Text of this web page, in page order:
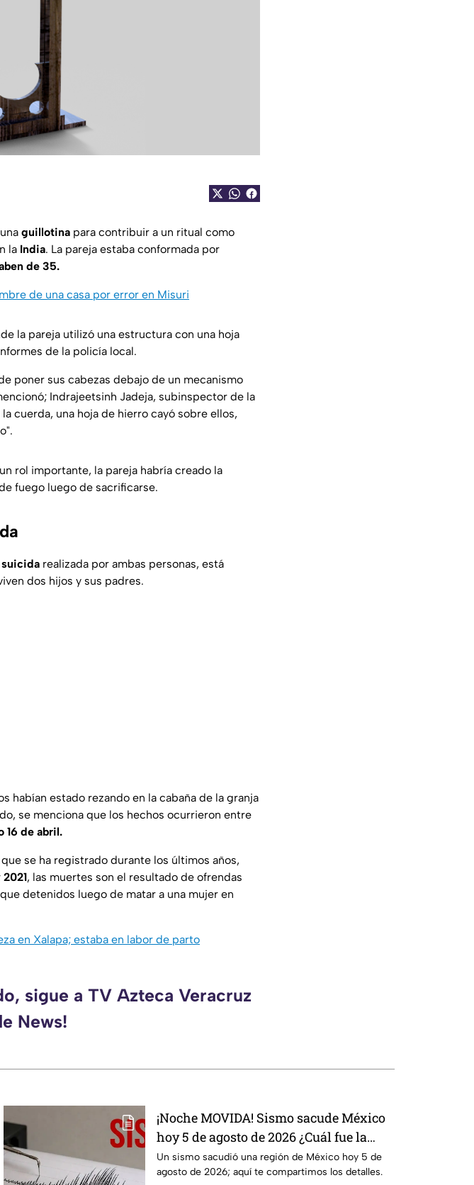
guillotina para contribuir a un ritual como
la India. La pareja estaba conformada por
de 35.
de una casa por error en Misuri
la pareja utilizó una estructura con una hoja
de la policía local.
poner sus cabezas debajo de un mecanismo
Indrajeetsinh Jadeja, subinspector de la
cuerda, una hoja de hierro cayó sobre ellos,
rol importante, la pareja habría creado la
fuego luego de sacrificarse.
suicida realizada por ambas personas, está
dos hijos y sus padres.
habían estado rezando en la cabaña de la granja
se menciona que los hechos ocurrieron entre
16 de abril.
se ha registrado durante los últimos años,
, las muertes son el resultado de ofrendas
detenidos luego de matar a una mujer en
en Xalapa; estaba en labor de parto
sigue a TV Azteca Veracruz
News!
¡Noche MOVIDA! Sismo sacude México
hoy 5 de agosto de 2026 ¿Cuál fue la
magnitud?
Un sismo sacudió una región de México hoy 5 de
agosto de 2026; aquí te compartimos los detalles.